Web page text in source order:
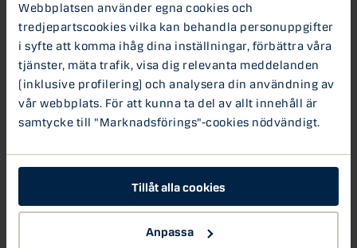
Webbplatsen använder egna cookies och
tredjepartscookies vilka kan behandla personuppgifter
i syfte att komma ihåg dina inställningar, förbättra våra
tjänster, mäta trafik, visa dig relevanta meddelanden
(inklusive profilering) och analysera din användning av
vår webbplats. För att kunna ta del av allt innehåll är
samtycke till "Marknadsförings"-cookies nödvändigt.
Tillåt alla cookies
Anpassa
närmar sig rekordhöga nivåer vilket kommer att sätta
press på Riksbankens agerande när det gäller styrräntan.
Danske Banks prognos är att Riksbanken sänker
styrräntan till 2 procent i maj.
Inflation Ränta